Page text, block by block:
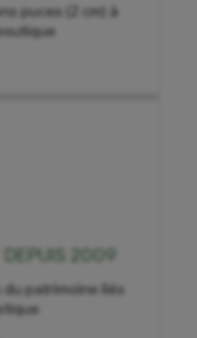
puces (2 cm) à
2009
patrimoine liés